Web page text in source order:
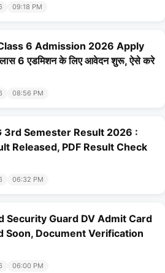
09:18 PM
6 Admission 2026 Apply
6 एडमिशन के लिए आवेदन शुरू, ऐसे करे
08:56 PM
3rd Semester Result 2026 :
Released, PDF Result Check
06:32 PM
Security Guard DV Admit Card
Soon, Document Verification
06:00 PM